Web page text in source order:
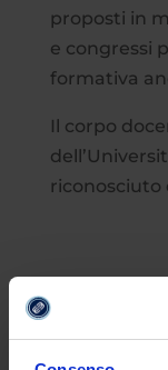
proposti in
e congressi
formativa
Il corpo
riconosciuto